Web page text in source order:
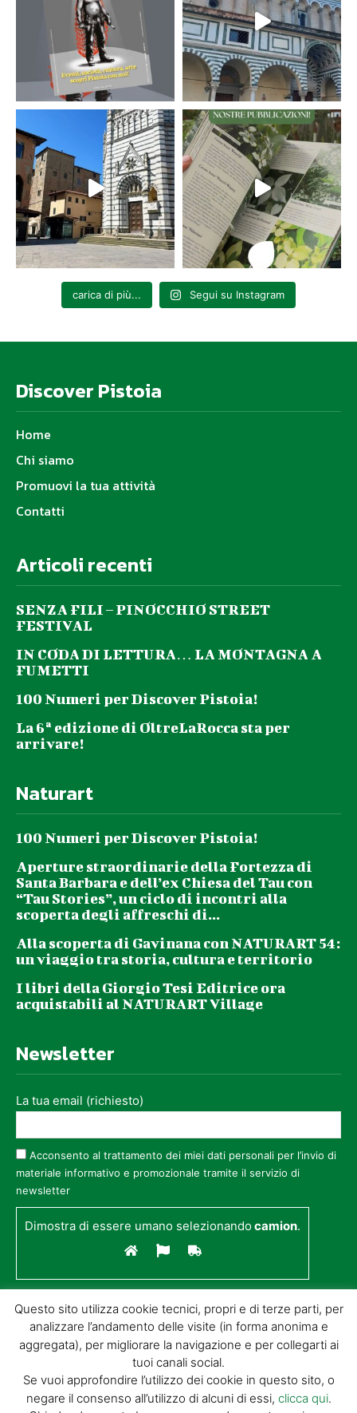
carica di più... Segui su Instagram
Discover Pistoia
Home
Chi siamo
Promuovi la tua attività
Contatti
Articoli recenti
SENZA FILI – PINOCCHIO STREET
FESTIVAL
IN CODA DI LETTURA… LA MONTAGNA A
FUMETTI
100 Numeri per Discover Pistoia!
La 6ª edizione di OltreLaRocca sta per
arrivare!
Naturart
100 Numeri per Discover Pistoia!
Aperture straordinarie della Fortezza di
Santa Barbara e dell’ex Chiesa del Tau con
“Tau Stories”, un ciclo di incontri alla
scoperta degli affreschi di...
Alla scoperta di Gavinana con NATURART 54:
un viaggio tra storia, cultura e territorio
I libri della Giorgio Tesi Editrice ora
acquistabili al NATURART Village
Newsletter
La tua email (richiesto)
Acconsento al trattamento dei miei dati personali per l’invio di
materiale informativo e promozionale tramite il servizio di
newsletter
Dimostra di essere umano selezionandocamion.
Questo sito utilizza cookie tecnici, propri e di terze parti, per
analizzare l’andamento delle visite (in forma anonima e
aggregata), per migliorare la navigazione e per collegarti ai
tuoi canali social.
Se vuoi approfondire l’utilizzo dei cookie in questo sito, o
negare il consenso all’utilizzo di alcuni di essi, clicca qui.